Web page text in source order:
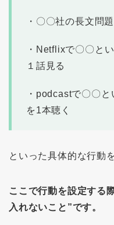
・〇〇社の長文問
・Netflixで〇〇と
１話見る
・podcastで〇〇
を1本聴く
といった具体的な行動
ここで行動を設定する
入れないこと”です。